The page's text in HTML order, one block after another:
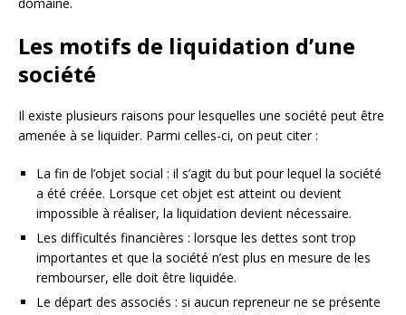
Les motifs de liquidation d’une
société
Il existe plusieurs raisons pour lesquelles une société peut être
amenée à se liquider. Parmi celles-ci, on peut citer :
La fin de l’objet social : il s’agit du but pour lequel la société
a été créée. Lorsque cet objet est atteint ou devient
impossible à réaliser, la liquidation devient nécessaire.
Les difficultés financières : lorsque les dettes sont trop
importantes et que la société n’est plus en mesure de les
rembourser, elle doit être liquidée.
Le départ des associés : si aucun repreneur ne se présente